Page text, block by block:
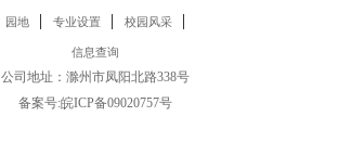
园地 | 专业设置 | 校园风采 |
信息查询
公司地址：滁州市凤阳北路338号
备案号:皖ICP备09020757号